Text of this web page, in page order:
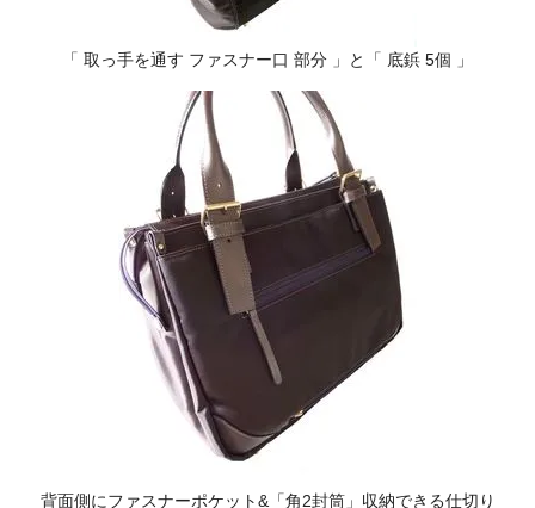
「 取っ手を通す ファスナー口 部分 」と「 底鋲 5個 」
背面側にファスナーポケット&「角2封筒」収納できる仕切り